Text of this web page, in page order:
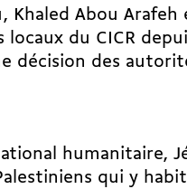
Khaled Abou Arafeh
du CICR
décision des
humanitaire,
qui y